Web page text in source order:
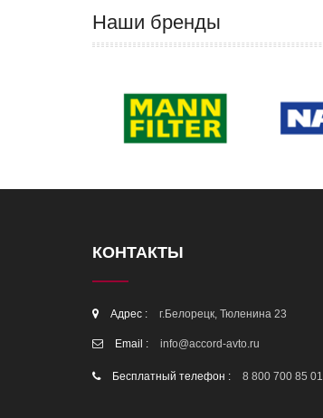
Наши бренды
КОНТАКТЫ
Адрес : г.Белорецк, Тюленина 23
Email : info@accord-avto.ru
Бесплатный телефон : 8 800 700 85 01